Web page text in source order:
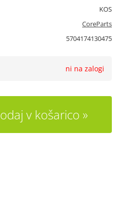
KOS
CoreParts
5704174130475
ni na zalogi
v košarico